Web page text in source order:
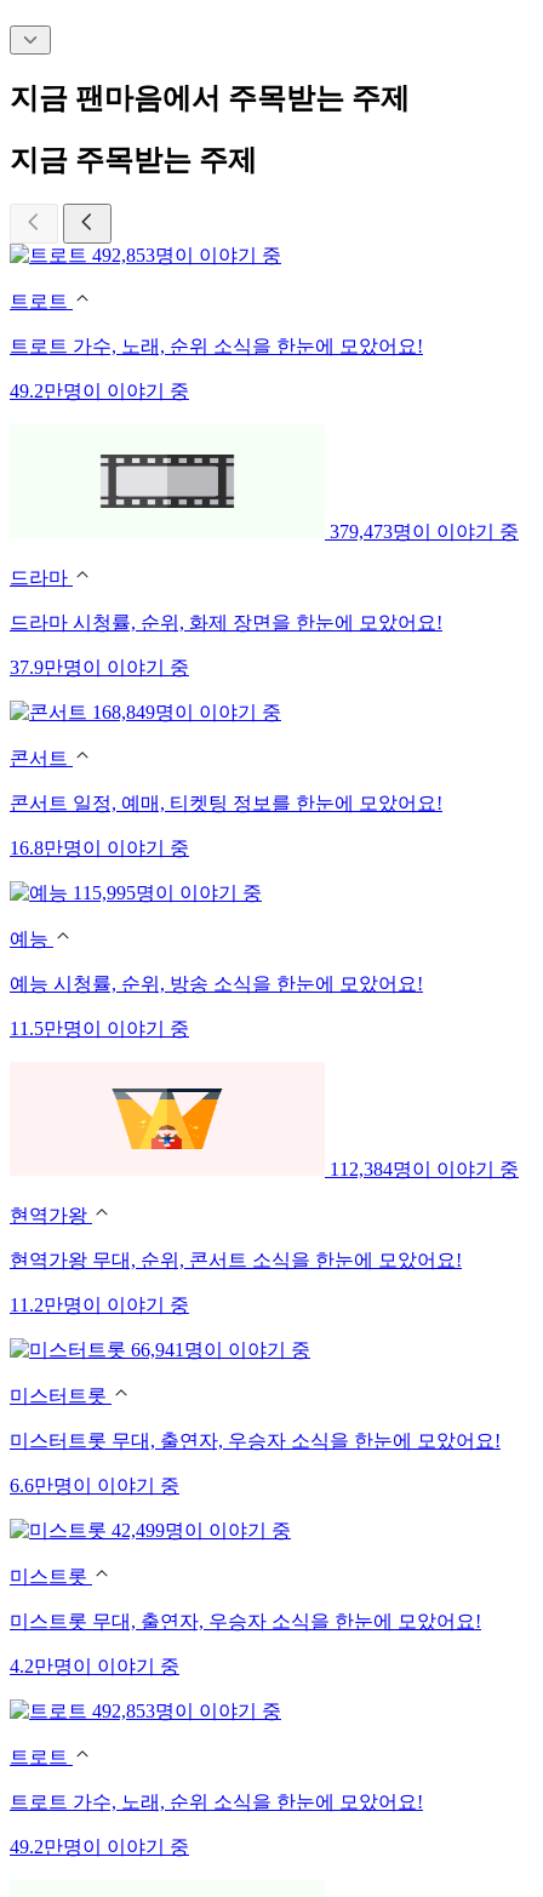
지금 팬마음에서 주목받는 주제
지금 주목받는 주제
492,853명이 이야기 중
트로트
트로트 가수, 노래, 순위 소식을 한눈에 모았어요!
49.2만명이 이야기 중
379,473명이 이야기 중
드라마
드라마 시청률, 순위, 화제 장면을 한눈에 모았어요!
37.9만명이 이야기 중
168,849명이 이야기 중
콘서트
콘서트 일정, 예매, 티켓팅 정보를 한눈에 모았어요!
16.8만명이 이야기 중
115,995명이 이야기 중
예능
예능 시청률, 순위, 방송 소식을 한눈에 모았어요!
11.5만명이 이야기 중
112,384명이 이야기 중
현역가왕
현역가왕 무대, 순위, 콘서트 소식을 한눈에 모았어요!
11.2만명이 이야기 중
66,941명이 이야기 중
미스터트롯
미스터트롯 무대, 출연자, 우승자 소식을 한눈에 모았어요!
6.6만명이 이야기 중
42,499명이 이야기 중
미스트롯
미스트롯 무대, 출연자, 우승자 소식을 한눈에 모았어요!
4.2만명이 이야기 중
492,853명이 이야기 중
트로트
트로트 가수, 노래, 순위 소식을 한눈에 모았어요!
49.2만명이 이야기 중